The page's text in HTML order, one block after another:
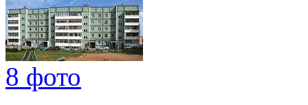
8 фото